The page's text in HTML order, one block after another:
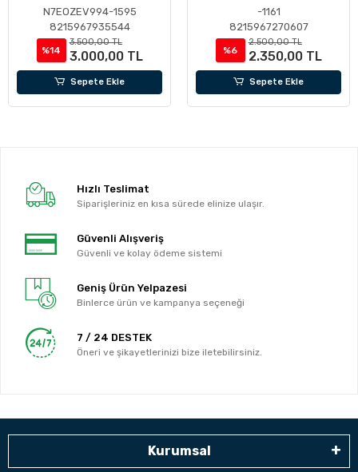
N7EOZEV994-1595
8215967935544
%14
3.500,00 TL
3.000,00 TL
Sepete Ekle
-1161
8215967270607
%6
2.500,00 TL
2.350,00 TL
Sepete Ekle
Hızlı Teslimat
Siparişleriniz en kısa sürede elinize ulaşır.
Güvenli Alışveriş
Güvenli ve kolay ödeme sistemi
Geniş Ürün Yelpazesi
Binlerce ürün ve kampanya seçeneği
7 / 24 DESTEK
Öneri ve şikayetlerinizi bize iletebilirsiniz.
Kurumsal